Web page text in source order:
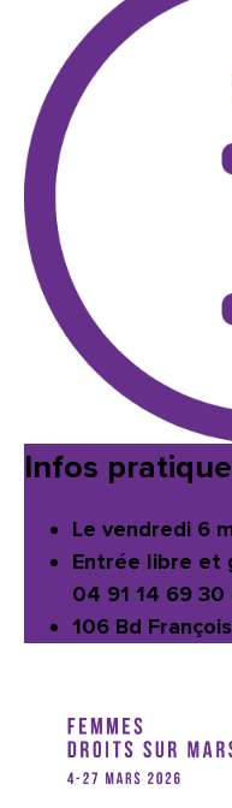
Infos
Le vendredi 6
Entrée libre et
04 91 14 69 30
106 Bd